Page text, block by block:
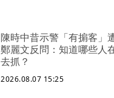
陳時中昔示警「有掮客」
鄭麗文反問：知道哪些人
去抓？
2026.08.07 15:25